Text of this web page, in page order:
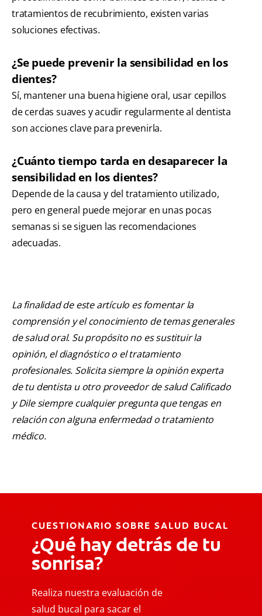
tratamientos de recubrimiento, existen varias
soluciones efectivas.
¿Se puede prevenir la sensibilidad en los
dientes?
Sí, mantener una buena higiene oral, usar cepillos
de cerdas suaves y acudir regularmente al dentista
son acciones clave para prevenirla.
¿Cuánto tiempo tarda en desaparecer la
sensibilidad en los dientes?
Depende de la causa y del tratamiento utilizado,
pero en general puede mejorar en unas pocas
semanas si se siguen las recomendaciones
adecuadas.
La finalidad de este artículo es fomentar la
comprensión y el conocimiento de temas generales
de salud oral. Su propósito no es sustituir la
opinión, el diagnóstico o el tratamiento
profesionales. Solicita siempre la opinión experta
de tu dentista u otro proveedor de salud Calificado
y Dile siempre cualquier pregunta que tengas en
relación con alguna enfermedad o tratamiento
médico.
CUESTIONARIO SOBRE SALUD BUCAL
¿Qué hay detrás de tu
sonrisa?
Realiza nuestra evaluación de
salud bucal para sacar el